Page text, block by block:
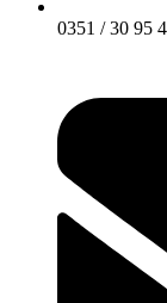
0351 / 30 95